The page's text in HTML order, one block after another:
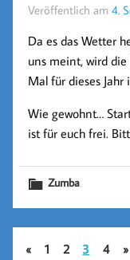
Veröffentlich am4.
Da es das Wetter
uns meint, wird
Mal für dieses
Wie gewohnt…
ist für euch frei.
Zumba
« 1 2 3 4 »